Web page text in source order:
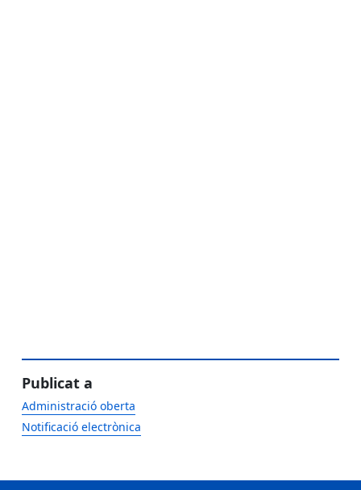
Publicat a
Administració oberta
Notificació electrònica